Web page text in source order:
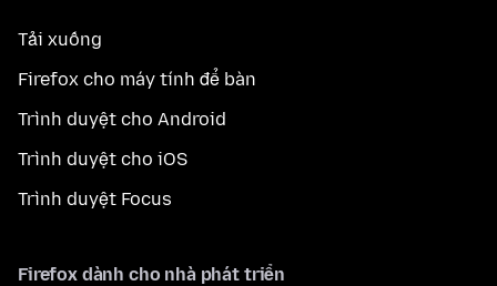
Tải xuống
Firefox cho máy tính để bàn
Trình duyệt cho Android
Trình duyệt cho iOS
Trình duyệt Focus
Firefox dành cho nhà phát triển